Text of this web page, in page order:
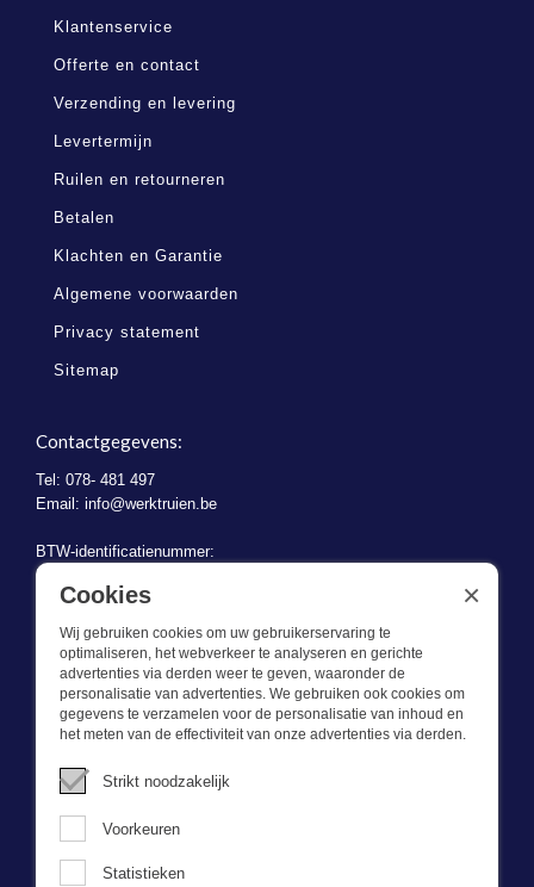
Klantenservice
Offerte en contact
Verzending en levering
Levertermijn
Ruilen en retourneren
Betalen
Klachten en Garantie
Algemene voorwaarden
Privacy statement
Sitemap
Contactgegevens:
Tel: 078- 481 497
Email: info@werktruien.be
BTW-identificatienummer:
BE 0721.730.280
Wat we doen
Deze webshop is onderdeel van BEVAZET BV. Bevazet levert al
sinds 1983 bedrijfskleding aan grote en kleinere ondernemingen.
We hebben een eigen winkel/showroom in Brandwijk. Onze klanten
bieden we kwalitatief goede en sterke bedrijfskleding tegen een
scherpe prijs. Onze service is snel, we zijn voorraadhoudend,
Cookies
Wij gebruiken cookies om uw gebruikerservaring te
optimaliseren, het webverkeer te analyseren en gerichte
advertenties via derden weer te geven, waaronder de
personalisatie van advertenties. We gebruiken ook cookies om
gegevens te verzamelen voor de personalisatie van inhoud en
het meten van de effectiviteit van onze advertenties via derden.
Strikt noodzakelijk
Voorkeuren
Statistieken
×